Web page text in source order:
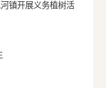
镇开展义务植树活